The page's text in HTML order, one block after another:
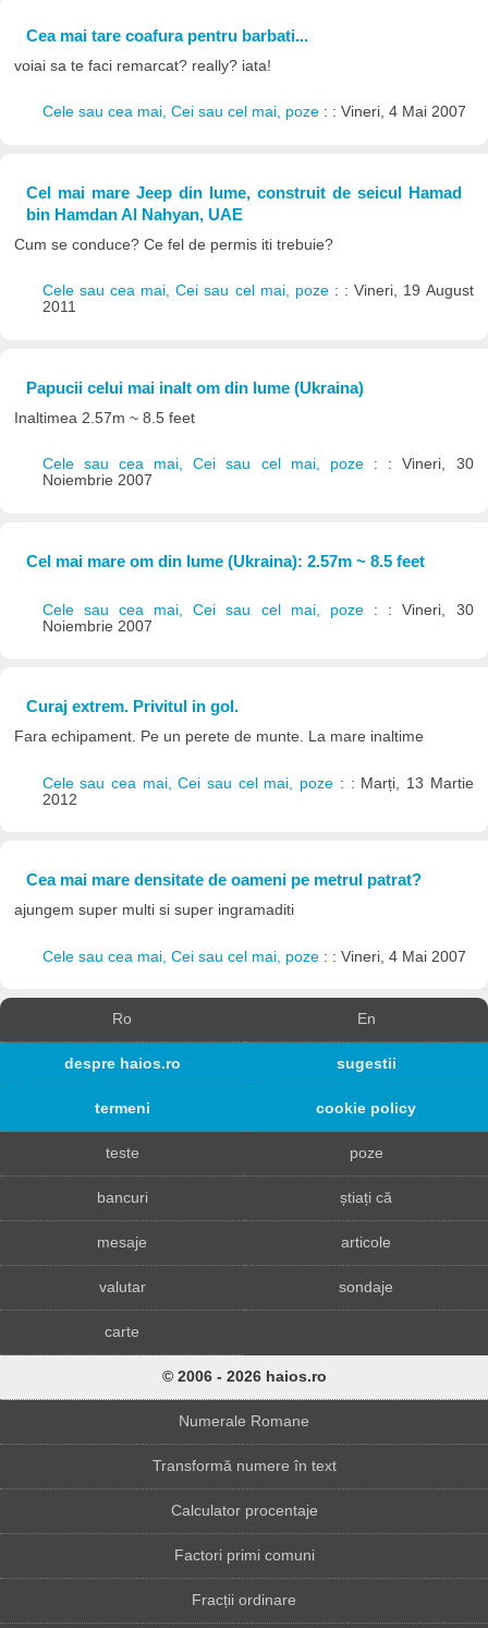
Cea mai tare coafura pentru barbati...
voiai sa te faci remarcat? really? iata!
Cele sau cea mai, Cei sau cel mai, poze : : Vineri, 4 Mai 2007
Cel mai mare Jeep din lume, construit de seicul Hamad
bin Hamdan Al Nahyan, UAE
Cum se conduce? Ce fel de permis iti trebuie?
Cele sau cea mai, Cei sau cel mai, poze : : Vineri, 19 August
2011
Papucii celui mai inalt om din lume (Ukraina)
Inaltimea 2.57m ~ 8.5 feet
Cele sau cea mai, Cei sau cel mai, poze : : Vineri, 30
Noiembrie 2007
Cel mai mare om din lume (Ukraina): 2.57m ~ 8.5 feet
Cele sau cea mai, Cei sau cel mai, poze : : Vineri, 30
Noiembrie 2007
Curaj extrem. Privitul in gol.
Fara echipament. Pe un perete de munte. La mare inaltime
Cele sau cea mai, Cei sau cel mai, poze : : Marți, 13 Martie
2012
Cea mai mare densitate de oameni pe metrul patrat?
ajungem super multi si super ingramaditi
Cele sau cea mai, Cei sau cel mai, poze : : Vineri, 4 Mai 2007
Ro En
despre haios.ro sugestii
termeni cookie policy
teste poze
bancuri știați că
mesaje articole
valutar sondaje
carte
© 2006 - 2026 haios.ro
Numerale Romane
Transformă numere în text
Calculator procentaje
Factori primi comuni
Fracții ordinare